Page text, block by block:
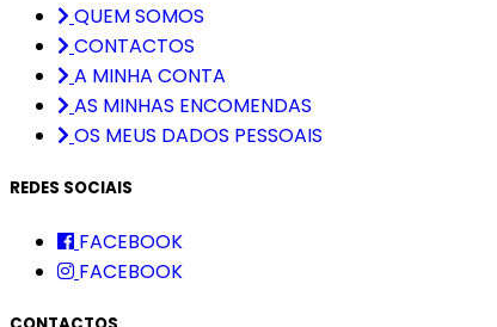
QUEM SOMOS
CONTACTOS
A MINHA CONTA
AS MINHAS ENCOMENDAS
OS MEUS DADOS PESSOAIS
REDES SOCIAIS
FACEBOOK
FACEBOOK